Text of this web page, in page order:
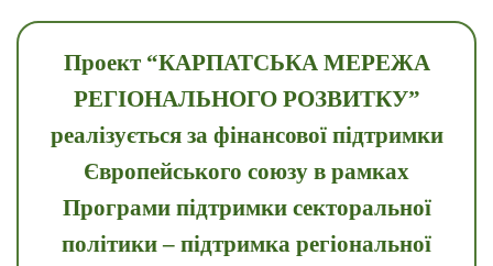
Проект “КАРПАТСЬКА МЕРЕЖА
РЕГІОНАЛЬНОГО РОЗВИТКУ”
реалізується за фінансової підтримки
Європейського союзу в рамках
Програми підтримки секторальної
політики – підтримка регіональної